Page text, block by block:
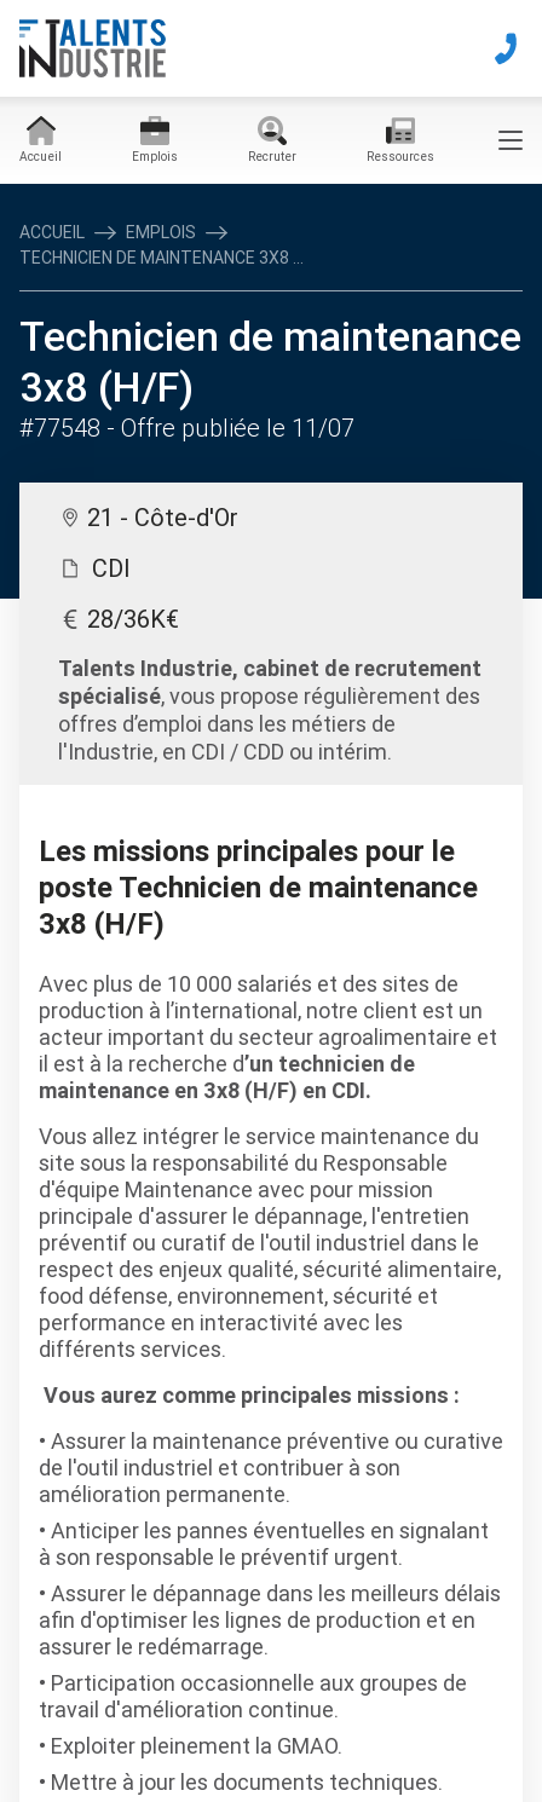
Accueil Emplois Recruter Ressources
ACCUEIL
EMPLOIS
TECHNICIEN DE MAINTENANCE 3X8 ...
Technicien de maintenance
3x8 (H/F)
#77548 - Offre publiée le 11/07
21 - Côte-d'Or
CDI
28/36K€
Talents Industrie, cabinet de recrutement
spécialisé, vous propose régulièrement des
offres d’emploi dans les métiers de
l'Industrie, en CDI / CDD ou intérim.
Les missions principales pour le
poste Technicien de maintenance
3x8 (H/F)
Avec plus de 10 000 salariés et des sites de
production à l’international, notre client est un
acteur important du secteur agroalimentaire et
il est à la recherche d’un technicien de
maintenance en 3x8 (H/F) en CDI.
Vous allez intégrer le service maintenance du
site sous la responsabilité du Responsable
d'équipe Maintenance avec pour mission
principale d'assurer le dépannage, l'entretien
préventif ou curatif de l'outil industriel dans le
respect des enjeux qualité, sécurité alimentaire,
food défense, environnement, sécurité et
performance en interactivité avec les
différents services.
Vous aurez comme principales missions :
Assurer la maintenance préventive ou curative
de l'outil industriel et contribuer à son
amélioration permanente.
Anticiper les pannes éventuelles en signalant
à son responsable le préventif urgent.
Assurer le dépannage dans les meilleurs délais
afin d'optimiser les lignes de production et en
assurer le redémarrage.
Participation occasionnelle aux groupes de
travail d'amélioration continue.
Exploiter pleinement la GMAO.
Mettre à jour les documents techniques.